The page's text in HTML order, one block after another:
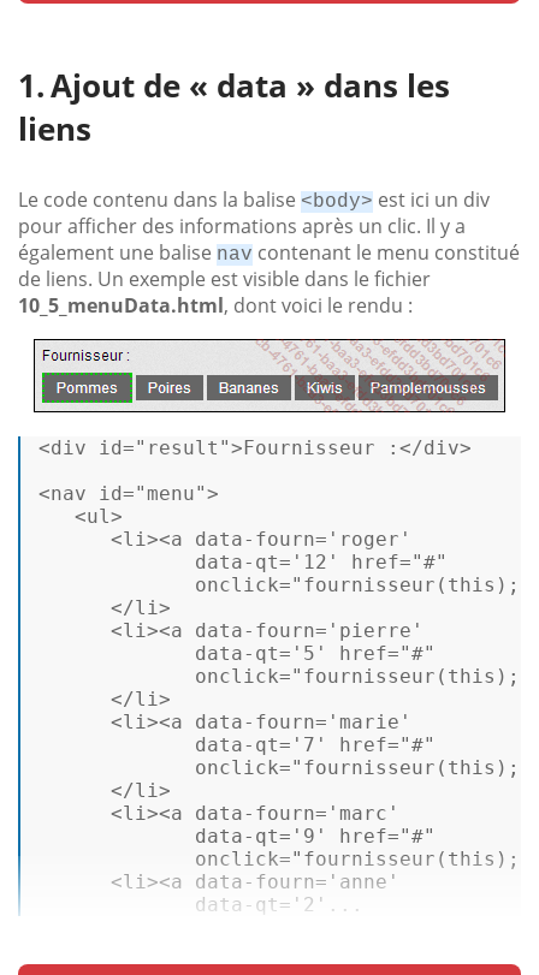
Ajout de « data » dans les
liens
Le code contenu dans la balise <body> est ici un div
pour afficher des informations après un clic. Il y a
également une balise nav contenant le menu constitué
de liens. Un exemple est visible dans le fichier
10_5_menuData.html, dont voici le rendu :
<div id="result">Fournisseur : </div>
<nav id="menu">
<ul>
<li><a data-fourn= 'roger'
data-qt= '12' href="#"
onclick="fournisseur(this);"
</li>
<li><a data-fourn= 'pierre'
data-qt= '5' href="#"
onclick="fournisseur(this);"
</li>
<li><a data-fourn= 'marie'
data-qt= '7' href="#"
onclick="fournisseur(this);"
</li>
<li><a data-fourn= 'marc'
data-qt= '9' href="#"
onclick="fournisseur(this);"
<li><a data-fourn= 'anne'
data-qt= '2' ...